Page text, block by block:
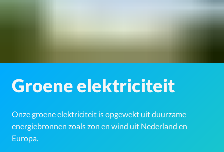
Groene elektriciteit
Onze groene elektriciteit is opgewekt uit duurzame
energiebronnen zoals zon en wind uit Nederland en
Europa.